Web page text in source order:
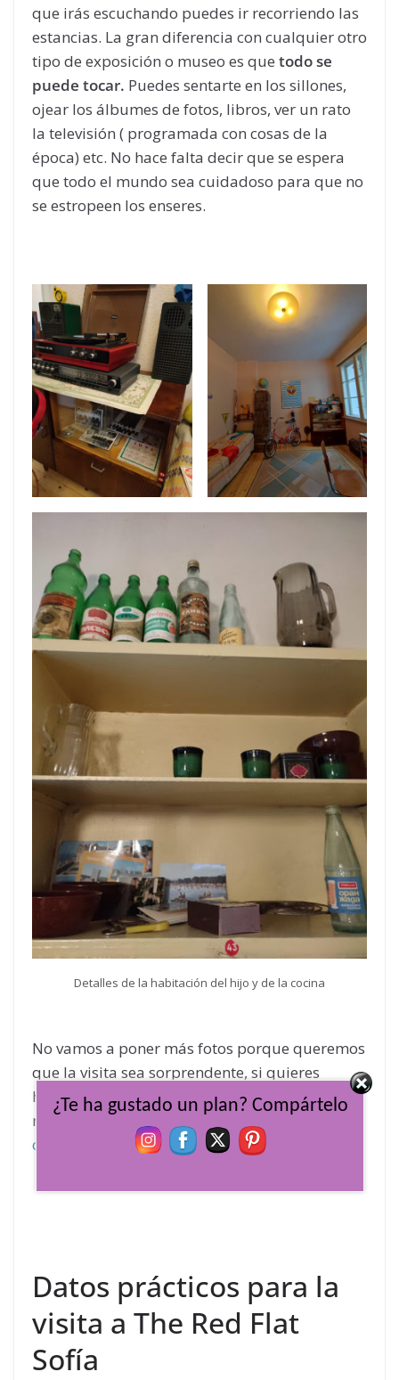
que irás escuchando puedes ir recorriendo las
estancias. La gran diferencia con cualquier otro
tipo de exposición o museo es que todo se
puede tocar. Puedes sentarte en los sillones,
ojear los álbumes de fotos, libros, ver un rato
la televisión ( programada con cosas de la
época) etc. No hace falta decir que se espera
que todo el mundo sea cuidadoso para que no
se estropeen los enseres.
Detalles de la habitación del hijo y de la cocina
No vamos a poner más fotos porque queremos
que la visita sea sorprendente, si quieres
hacerte una idea del ambiente puedes ver este
reel que colgamos tras la visita en
nuestra
cuenta de Instagram.
Datos prácticos para la
visita a The Red Flat
Sofía
¿Te ha gustado un plan? Compártelo